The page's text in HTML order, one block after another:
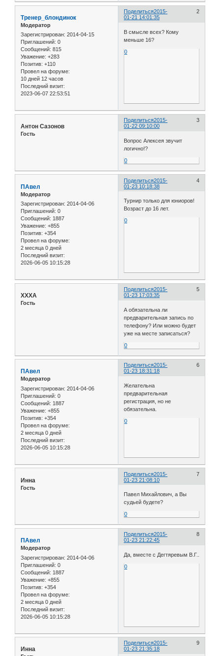
Поделиться 2
2015-
01-21 14:01:35
Тренер_блондинок
Модератор
Зарегистрирован: 2014-04-15
Приглашений: 0
Сообщений: 815
Уважение: +283
Позитив: +110
Провел на форуме:
10 дней 12 часов
Последний визит:
2023-06-07 22:53:51
В смысле всех? Кому
меньше 16?
0
Поделиться 3
2015-
01-22 09:10:00
Антон Сазонов
Гость
Вопрос Алексея звучит
логично!?
0
Поделиться 4
2015-
01-23 10:18:38
ПАвел
Модератор
Зарегистрирован: 2014-04-06
Приглашений: 0
Сообщений: 1887
Уважение: +855
Позитив: +354
Провел на форуме:
2 месяца 0 дней
Последний визит:
2026-06-05 10:15:28
Турнир только для юниоров!
Возраст до 16 лет.
0
Поделиться 5
2015-
01-23 17:03:35
XXXA
Гость
А обязательна ли
предварительная запись по
телефону? Или можно будет
уже на месте записаться?
0
Поделиться 6
2015-
01-23 18:31:18
ПАвел
Модератор
Зарегистрирован: 2014-04-06
Приглашений: 0
Сообщений: 1887
Уважение: +855
Позитив: +354
Провел на форуме:
2 месяца 0 дней
Последний визит:
2026-06-05 10:15:28
Желательна
предварительная
регистрация, но не
обязательна.
0
Поделиться 7
2015-
01-23 21:08:10
Инна
Гость
Павел Михайлович, а Вы
судьей будете?
0
Поделиться 8
2015-
01-23 21:22:45
ПАвел
Модератор
Зарегистрирован: 2014-04-06
Приглашений: 0
Сообщений: 1887
Уважение: +855
Позитив: +354
Провел на форуме:
2 месяца 0 дней
Последний визит:
2026-06-05 10:15:28
Да, вместе с Дегтяревым В.Г..
0
Поделиться 9
2015-
01-23 21:35:18
Инна